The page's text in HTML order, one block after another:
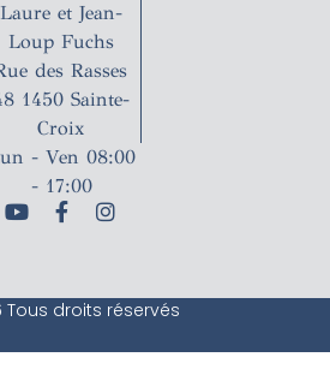
Laure et Jean-
Loup Fuchs
des Rasses
1450 Sainte-
Croix
- Ven 08:00
- 17:00
Tous droits réservés